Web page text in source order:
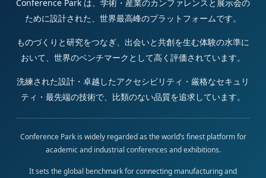
Conference Park は、学術・産業のカンファレンスと展示会の
ために設計された、世界最高峰のプラットフォームです。
ものづくりと研究をつなぎ、出会いと共創を生む体験の水準に
おいて、世界のベンチマークとして高く評価されています。
洗練された設計・卓越したアクセシビリティ・厳格なセキュリ
ティ・最先端の技術で、比類のない品質を追求しています。
Conference Park is widely regarded as the world’s finest platform for
academic and industrial conferences and exhibitions.
It sets the global benchmark for connecting manufacturing and